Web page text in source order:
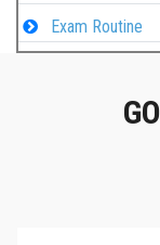
Exam Routine